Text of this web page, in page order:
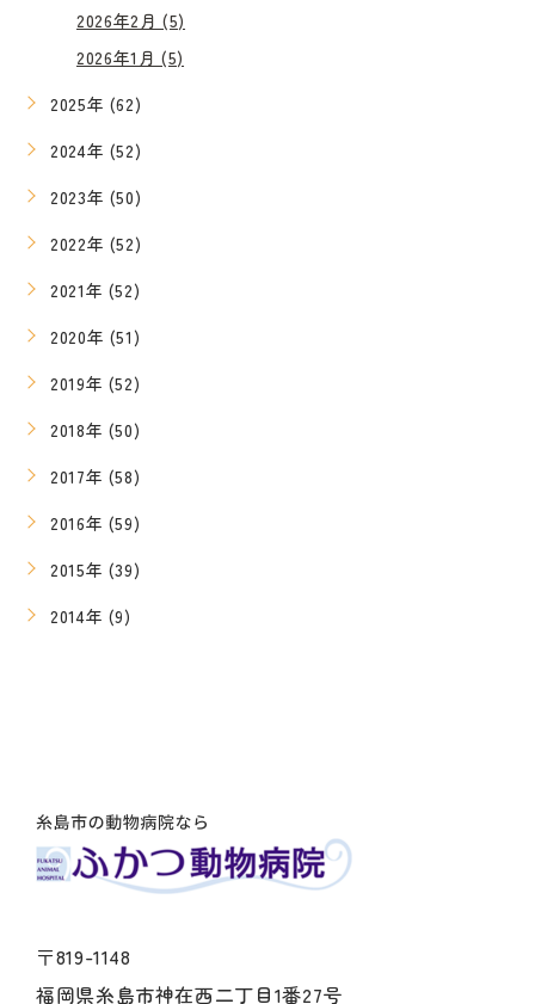
2026年2月 (5)
2026年1月 (5)
2025年 (62)
2024年 (52)
2023年 (50)
2022年 (52)
2021年 (52)
2020年 (51)
2019年 (52)
2018年 (50)
2017年 (58)
2016年 (59)
2015年 (39)
2014年 (9)
〒819-1148
福岡県糸島市神在西二丁目1番27号